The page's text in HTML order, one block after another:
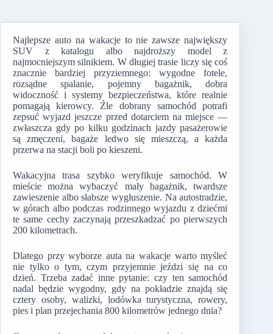
Najlepsze auto na wakacje to nie zawsze największy
SUV z katalogu albo najdroższy model z
najmocniejszym silnikiem. W długiej trasie liczy się coś
znacznie bardziej przyziemnego: wygodne fotele,
rozsądne spalanie, pojemny bagażnik, dobra
widoczność i systemy bezpieczeństwa, które realnie
pomagają kierowcy. Źle dobrany samochód potrafi
zepsuć wyjazd jeszcze przed dotarciem na miejsce —
zwłaszcza gdy po kilku godzinach jazdy pasażerowie
są zmęczeni, bagaże ledwo się mieszczą, a każda
przerwa na stacji boli po kieszeni.
Wakacyjna trasa szybko weryfikuje samochód. W
mieście można wybaczyć mały bagażnik, twardsze
zawieszenie albo słabsze wygłuszenie. Na autostradzie,
w górach albo podczas rodzinnego wyjazdu z dziećmi
te same cechy zaczynają przeszkadzać po pierwszych
200 kilometrach.
Dlatego przy wyborze auta na wakacje warto myśleć
nie tylko o tym, czym przyjemnie jeździ się na co
dzień. Trzeba zadać inne pytanie: czy ten samochód
nadal będzie wygodny, gdy na pokładzie znajdą się
cztery osoby, walizki, lodówka turystyczna, rowery,
pies i plan przejechania 800 kilometrów jednego dnia?